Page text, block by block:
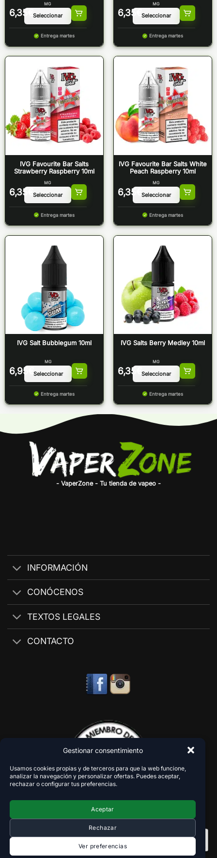
Gestionar consentimiento
Usamos cookies propias y de terceros para que la web funcione,
analizar la navegación y personalizar ofertas. Puedes aceptar,
rechazar o configurar tus preferencias.
Aceptar
Rechazar
Ver preferencias
6,35 €
MG
Entrega martes
6,35 €
MG
Entrega martes
IVG Favourite Bar Salts
Strawberry Raspberry 10ml
6,35 €
MG
Entrega martes
IVG Favourite Bar Salts White
Peach Raspberry 10ml
6,35 €
MG
Entrega martes
IVG Salt Bubblegum 10ml
6,95 €
MG
Entrega martes
IVG Salts Berry Medley 10ml
6,35 €
MG
Entrega martes
- VaperZone - Tu tienda de vapeo -
INFORMACIÓN
CONÓCENOS
TEXTOS LEGALES
CONTACTO